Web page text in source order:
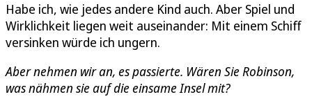
Habe ich, wie jedes andere Kind auch. Aber Spiel und
Wirklichkeit liegen weit auseinander: Mit einem Schiff
versinken würde ich ungern.
Aber nehmen wir an, es passierte. Wären Sie Robinson,
was nähmen sie auf die einsame Insel mit?